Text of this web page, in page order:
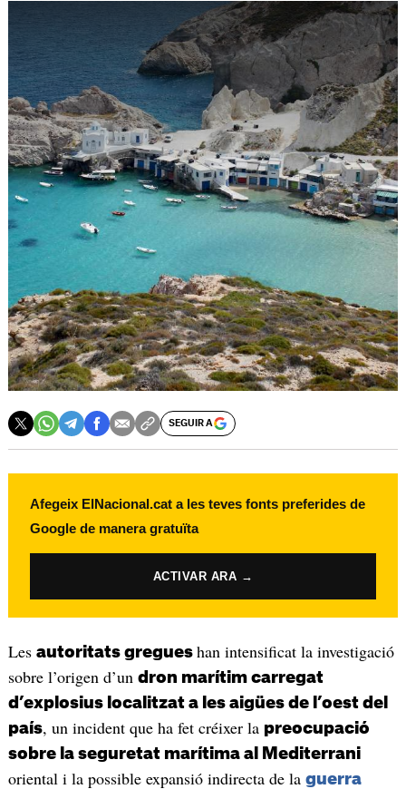
SEGUIR A
Afegeix ElNacional.cat a les teves fonts preferides de
Google de manera gratuïta
ACTIVAR ARA →
Les autoritats gregues han intensificat la investigació
sobre l’origen d’un dron marítim carregat
d’explosius localitzat a les aigües de l’oest del
país, un incident que ha fet créixer la preocupació
sobre la seguretat marítima al Mediterrani
oriental i la possible expansió indirecta de la guerra